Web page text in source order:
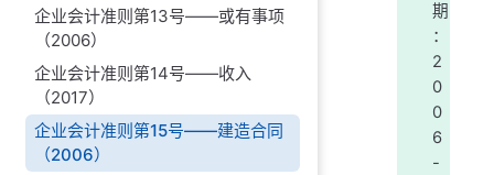
企业会计准则第13号——或有事项
（2006）
企业会计准则第14号——收入
（2017）
企业会计准则第15号——建造合同
（2006）
期
：
2
0
0
6
-